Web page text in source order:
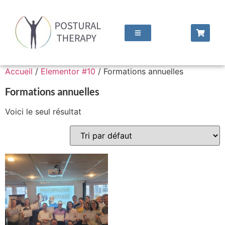
Accueil / Elementor #10 / Formations annuelles
Formations annuelles
Voici le seul résultat